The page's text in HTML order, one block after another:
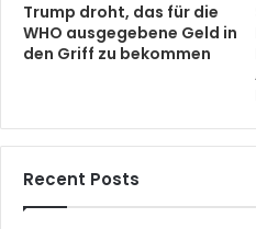
Trump droht, das für die
WHO ausgegebene Geld in
den Griff zu bekommen
Recent Posts